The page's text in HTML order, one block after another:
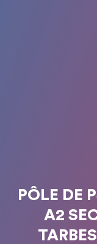
PÔLE DE
A2